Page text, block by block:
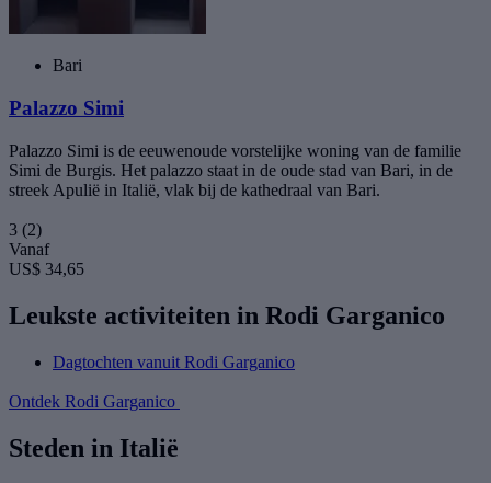
Bari
Palazzo Simi
Palazzo Simi is de eeuwenoude vorstelijke woning van de familie
Simi de Burgis. Het palazzo staat in de oude stad van Bari, in de
streek Apulië in Italië, vlak bij de kathedraal van Bari.
3 (2)
Vanaf
US$ 34,65
Leukste activiteiten in Rodi Garganico
Dagtochten vanuit Rodi Garganico
Ontdek Rodi Garganico
Steden in Italië